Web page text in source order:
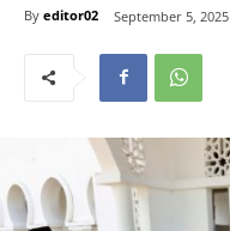
By editor02 September 5, 2025